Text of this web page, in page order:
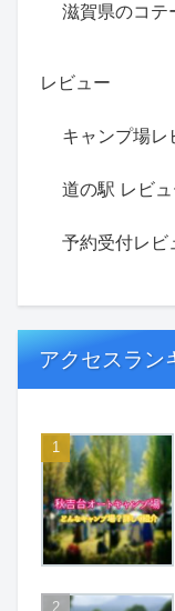
滋賀県のコテ
レビュー
キャンプ場レ
道の駅 レビュ
予約受付レビ
アクセスラン